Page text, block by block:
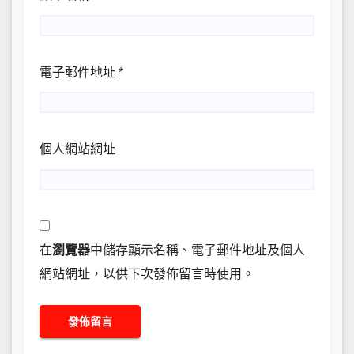
電子郵件地址 *
個人網站網址
在瀏覽器中儲存顯示名稱、電子郵件地址及個人
網站網址，以供下次發佈留言時使用。